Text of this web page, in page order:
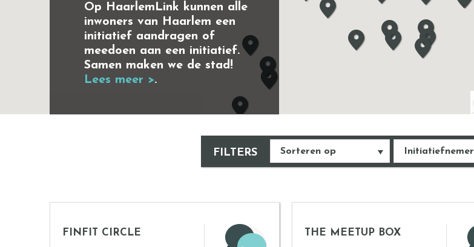
Op HaarlemLink kunnen alle
inwoners van Haarlem een
initiatief aandragen of
meedoen aan een initiatief.
Samen maken we de stad!
Lees meer >.
FILTERS Initiatiefnemer
Sorteren op
FINFIT CIRCLE THE MEETUP BOX